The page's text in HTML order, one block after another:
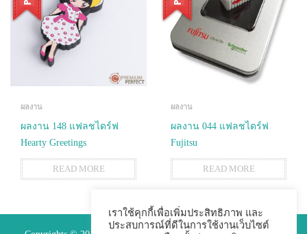
ผลงาน
ผลงาน 148 แฟลชไดร์ฟ
Hearty Greetings
READ MORE
ผลงาน
ผลงาน 044 แฟลชไดร์ฟ
Fujitsu
READ MORE
เราใช้คุกกี้เพื่อเพิ่มประสิทธิภาพ และ
ประสบการณ์ที่ดีในการใช้งานเว็บไซต์